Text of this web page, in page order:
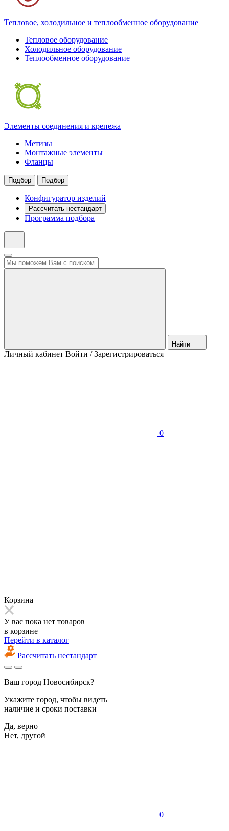
Тепловое, холодильное и теплообменное оборудование
Тепловое оборудование
Холодильное оборудование
Теплообменное оборудование
Элементы соединения и крепежа
Метизы
Монтажные элементы
Фланцы
Подбор Подбор
Конфигуратор изделий
Рассчитать нестандарт
Программа подбора
Найти
Личный кабинет Войти / Зарегистрироваться
0
Корзина
У вас пока нет товаров
в корзине
Перейти в каталог
Рассчитать нестандарт
Ваш город Новосибирск?
Укажите город, чтобы видеть
наличие и сроки поставки
Да, верно
Нет, другой
0